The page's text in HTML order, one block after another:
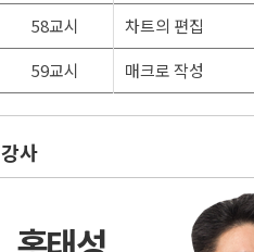
58교시
차트의 편집
59교시
매크로 작성
강사